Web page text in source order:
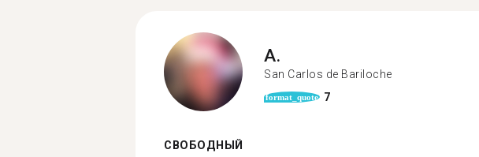
A.
San Carlos de Bariloche
format_quote 7
СВОБОДНЫЙ